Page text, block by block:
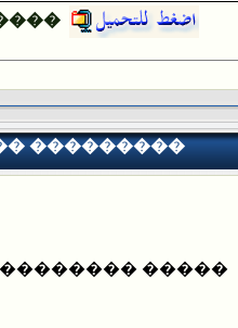
���������
���������